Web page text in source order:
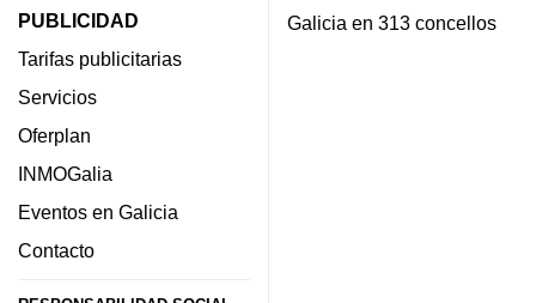
PUBLICIDAD
Tarifas publicitarias
Servicios
Oferplan
INMOGalia
Eventos en Galicia
Contacto
Galicia en 313 concellos